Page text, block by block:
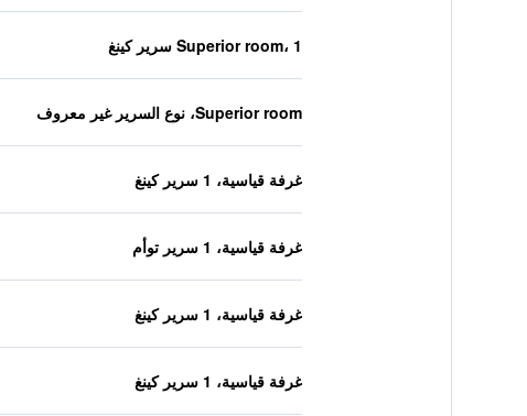
Superior room، 1 سرير كينغ
Superior room، نوع السرير غير معروف
غرفة قياسية، 1 سرير كينغ
غرفة قياسية، 1 سرير توأم
غرفة قياسية، 1 سرير كينغ
غرفة قياسية، 1 سرير كينغ